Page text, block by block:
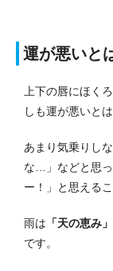
運が悪いと
上下の唇にほく
しも運が悪いと
あまり気乗りし
な…」などと思
ー！」と思える
雨は 「天の恵み」
です。